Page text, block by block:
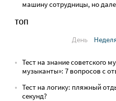
машину сотрудницы, но
ТОП
День
Тест на знание советского
музыканты»: 7 вопросов с
Тест на логику: пляжный
секунд?